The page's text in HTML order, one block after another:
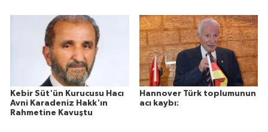
Kebir Süt'ün Kurucusu Hacı
Avni Karadeniz Hakk'ın
Rahmetine Kavuştu
Hannover Türk toplumunun
acı kaybı: